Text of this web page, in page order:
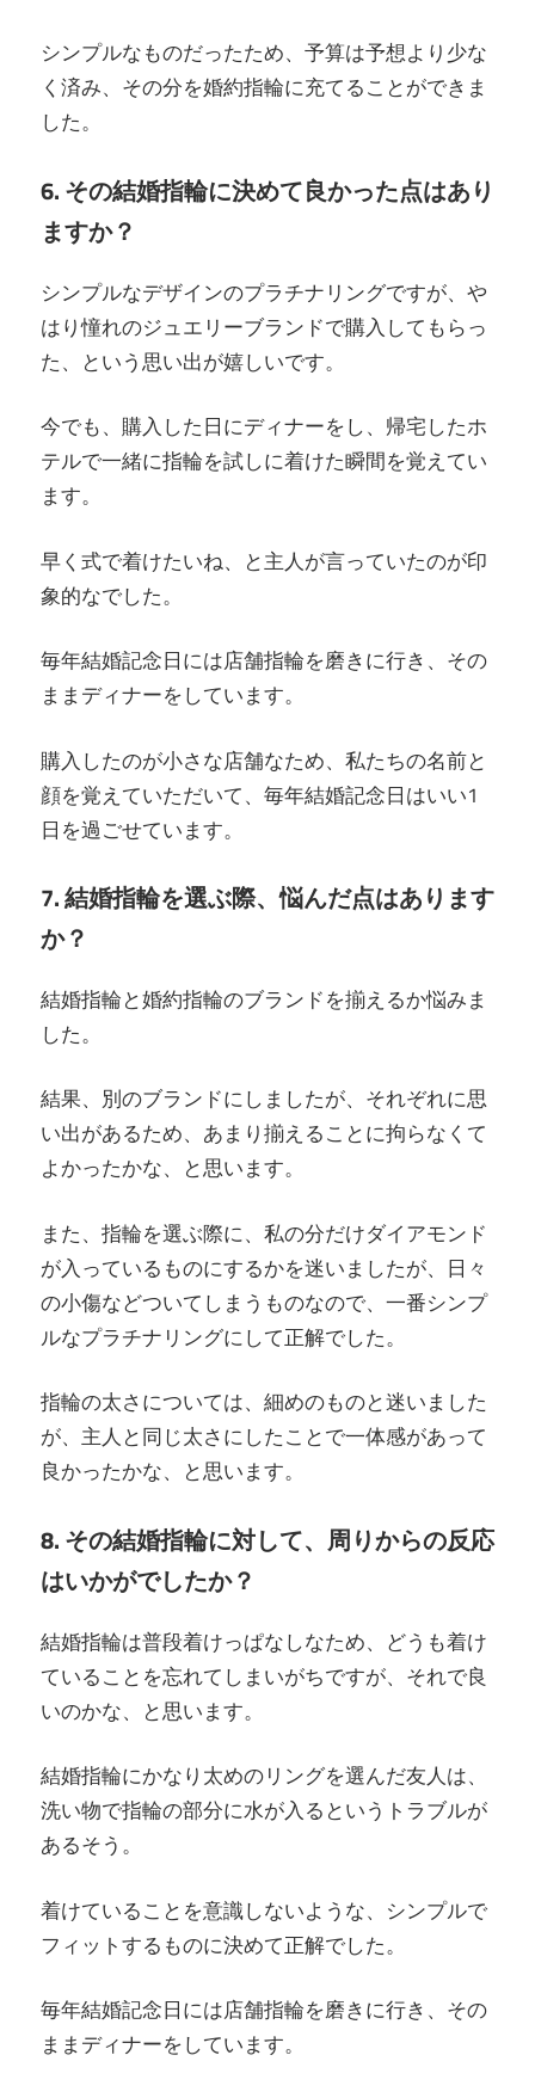
シンプルなものだったため、予算は予想より少な
く済み、その分を婚約指輪に充てることができま
した。
6. その結婚指輪に決めて良かった点はあり
ますか？
シンプルなデザインのプラチナリングですが、や
はり憧れのジュエリーブランドで購入してもらっ
た、という思い出が嬉しいです。
今でも、購入した日にディナーをし、帰宅したホ
テルで一緒に指輪を試しに着けた瞬間を覚えてい
ます。
早く式で着けたいね、と主人が言っていたのが印
象的なでした。
毎年結婚記念日には店舗指輪を磨きに行き、その
ままディナーをしています。
購入したのが小さな店舗なため、私たちの名前と
顔を覚えていただいて、毎年結婚記念日はいい1
日を過ごせています。
7. 結婚指輪を選ぶ際、悩んだ点はあります
か？
結婚指輪と婚約指輪のブランドを揃えるか悩みま
した。
結果、別のブランドにしましたが、それぞれに思
い出があるため、あまり揃えることに拘らなくて
よかったかな、と思います。
また、指輪を選ぶ際に、私の分だけダイアモンド
が入っているものにするかを迷いましたが、日々
の小傷などついてしまうものなので、一番シンプ
ルなプラチナリングにして正解でした。
指輪の太さについては、細めのものと迷いました
が、主人と同じ太さにしたことで一体感があって
良かったかな、と思います。
8. その結婚指輪に対して、周りからの反応
はいかがでしたか？
結婚指輪は普段着けっぱなしなため、どうも着け
ていることを忘れてしまいがちですが、それで良
いのかな、と思います。
結婚指輪にかなり太めのリングを選んだ友人は、
洗い物で指輪の部分に水が入るというトラブルが
あるそう。
着けていることを意識しないような、シンプルで
フィットするものに決めて正解でした。
毎年結婚記念日には店舗指輪を磨きに行き、その
ままディナーをしています。